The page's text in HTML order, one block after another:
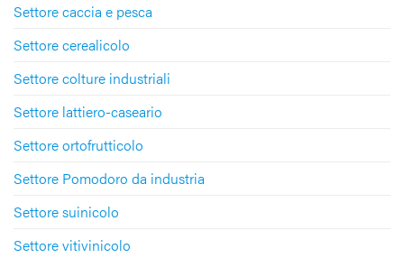
Settore caccia e pesca
Settore cerealicolo
Settore colture industriali
Settore lattiero-caseario
Settore ortofrutticolo
Settore Pomodoro da industria
Settore suinicolo
Settore vitivinicolo